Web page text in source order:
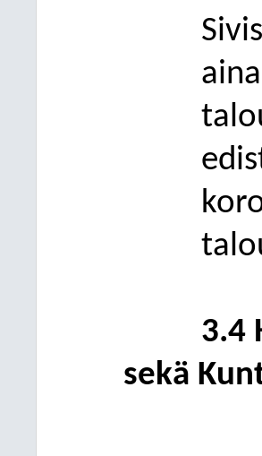
3.4
sekä